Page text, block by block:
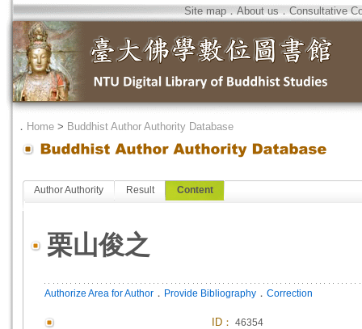
Site map．About us．Consultative
． Home > Buddhist Author Authority Database
Author Authority Result Content
栗山俊之
Authorize Area for Author ． Provide Bibliography ． Correction
ID ： 46354